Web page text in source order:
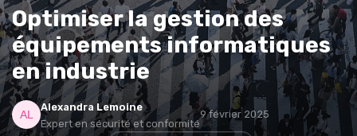
Optimiser la gestion des
équipements informatiques
en industrie
Alexandra Lemoine
Expert en sécurité et conformité
9 février 2025